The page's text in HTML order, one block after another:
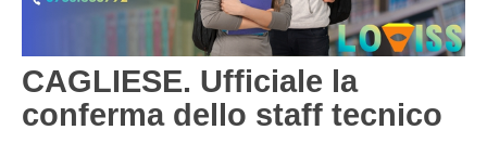
CAGLIESE. Ufficiale la
conferma dello staff tecnico